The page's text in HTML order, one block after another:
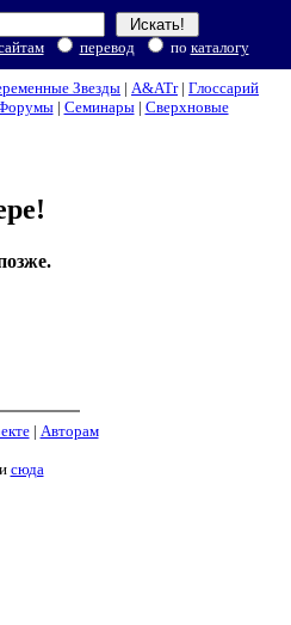
перевод по каталогу
Звезды | A&ATr| Глоссарий
| Семинары| Сверхновые
| Авторам
сюда